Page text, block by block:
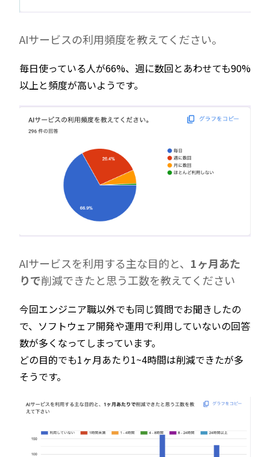
AIサービスの利用頻度を教えてください。
毎日使っている人が66%、週に数回とあわせても90%
以上と頻度が高いようです。
AIサービスを利用する主な目的と、 1ヶ月あた
りで削減できたと思う工数を教えてください
今回エンジニア職以外でも同じ質問でお聞きしたの
で、ソフトウェア開発や運用で利用していないの回答
数が多くなってしまっています。
どの目的でも1ヶ月あたり1~4時間は削減できたが多
そうです。